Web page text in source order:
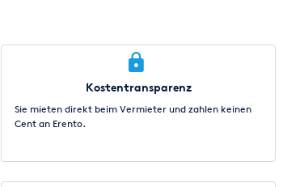
Kostentransparenz
Sie mieten direkt beim Vermieter und zahlen keinen
Cent an Erento.